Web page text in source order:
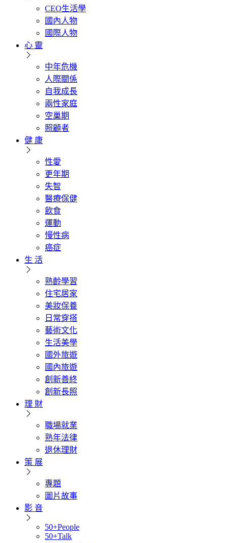
CEO生活學
國內人物
國際人物
心 靈
中年危機
人際關係
自我成長
兩性家庭
空巢期
照顧者
健 康
性愛
更年期
失智
醫療保健
飲食
運動
慢性病
癌症
生 活
熟齡學習
住宅居家
美妝保養
日常穿搭
藝術文化
生活美學
國外旅遊
國內旅遊
創新善終
創新長照
理 財
職場就業
熟年法律
退休理財
策 展
專題
圖片故事
影 音
50+People
50+Talk